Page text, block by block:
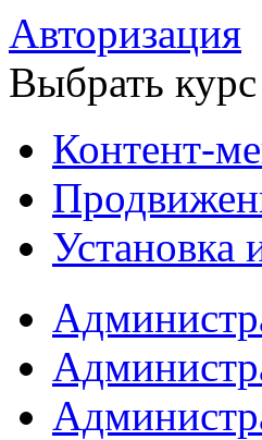
Авторизация
Выбрать курс
Контент-
Установка